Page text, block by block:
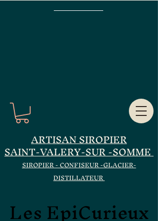
ARTISAN SIROPIER
SAINT-VALERY-SUR -SOMME
SIROPIER - CONFISEUR -GLACIER-
DISTILLATEUR
Les EpiCurieux
Les EpiCurieux